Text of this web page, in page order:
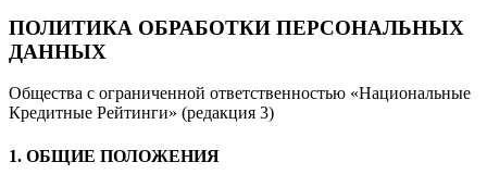
ПОЛИТИКА ОБРАБОТКИ ПЕРСОНАЛЬНЫХ
ДАННЫХ
Общества с ограниченной ответственностью «Национальные
Кредитные Рейтинги» (редакция 3)
1. ОБЩИЕ ПОЛОЖЕНИЯ